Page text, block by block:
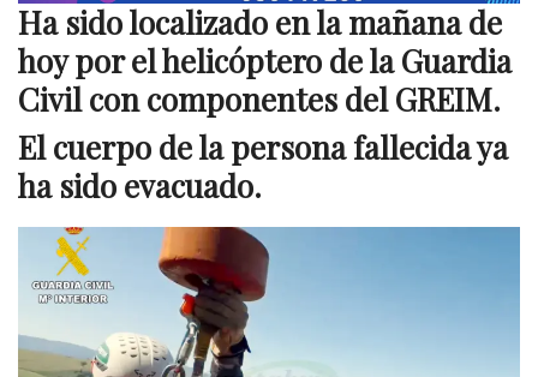
Ha sido localizado en la mañana de
hoy por el helicóptero de la Guardia
Civil con componentes del GREIM.
El cuerpo de la persona fallecida ya
ha sido evacuado.